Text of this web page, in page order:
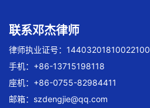
联系邓杰律师
律师执业证号：14403201810022100
手机：+86-13715198118
座机：+86-0755-82984411
邮箱： szdengjie@qq.com